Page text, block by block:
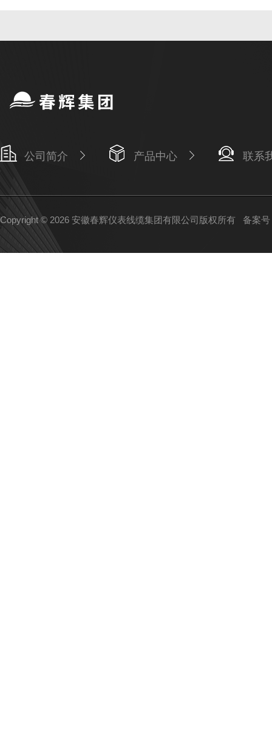
公司简介 产品中心 联系
Copyright © 2026 安徽春辉仪表线缆集团有限公司版权所有 备案号